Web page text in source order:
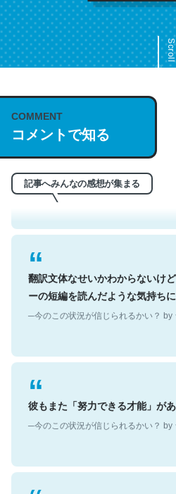
Scroll
COMMENT
コメントで知る
記事へみんなの感想が集まる
これは名文。彼はとてもクレバ
う。英語少しでも読める人は原
れ好き。Let’s Fucking Go.
─今のこの状況が信じられるかい？ by
ーの短編を読んだような気持ちに
彼もまた「努力できる才能」があ